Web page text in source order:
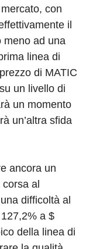
con
il
meno ad una
linea di
di MATIC
un livello di
un momento
un’altra sfida
ancora un
al
difficoltà al
a $
della linea di